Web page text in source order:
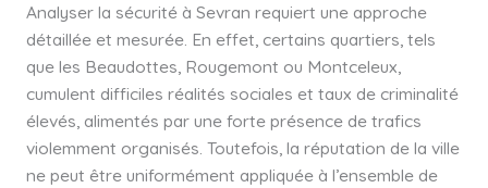
Analyser la sécurité à Sevran requiert une approche
détaillée et mesurée. En effet, certains quartiers, tels
que les Beaudottes, Rougemont ou Montceleux,
cumulent difficiles réalités sociales et taux de criminalité
élevés, alimentés par une forte présence de trafics
violemment organisés. Toutefois, la réputation de la ville
ne peut être uniformément appliquée à l’ensemble de